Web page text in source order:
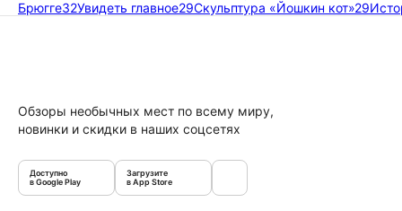
Брюгге32Увидеть главное29Скульптура «Йошкин кот»29
Обзоры необычных мест по всему миру,
новинки и скидки в наших соцсетях
Доступно
в Google Play
Загрузите
в App Store